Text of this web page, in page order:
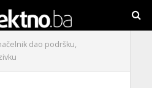
dao podršku,